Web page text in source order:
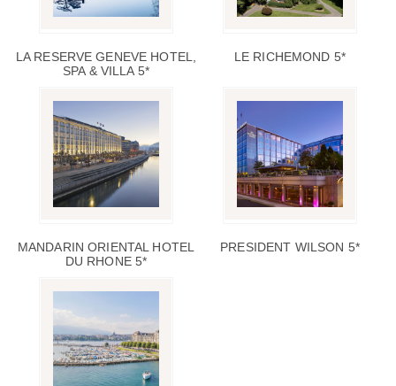
LA RESERVE GENEVE HOTEL,
SPA & VILLA 5*
LE RICHEMOND 5*
MANDARIN ORIENTAL HOTEL
DU RHONE 5*
PRESIDENT WILSON 5*